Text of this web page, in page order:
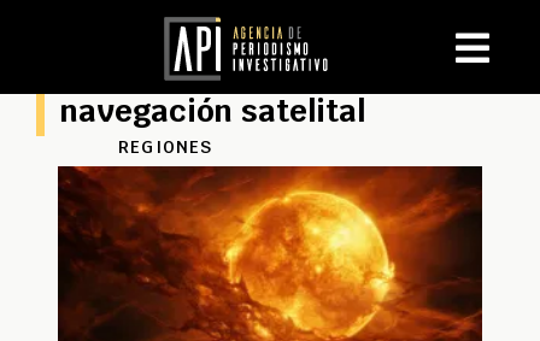
navegación satelital
REGIONES